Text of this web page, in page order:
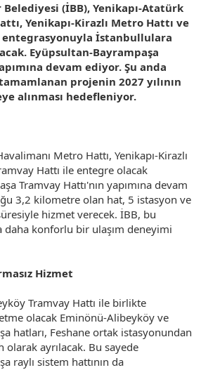
(İBB), Yenikapı-Atatürk
Yenikapı-Kirazlı Metro Hattı ve
entegrasyonuyla İstanbullulara
Eyüpsultan-Bayrampaşa
devam ediyor. Şu anda
projenin 2027 yılının
alınması hedefleniyor.
Metro Hattı, Yenikapı-Kirazlı
Hattı ile entegre olacak
Tramvay Hattı'nın yapımına devam
3,2 kilometre olan hat, 5 istasyon ve
hizmet verecek. İBB, bu
konforlu bir ulaşım deneyimi
Hizmet
Tramvay Hattı ile birlikte
olacak Eminönü-Alibeyköy ve
hatları, Feshane ortak istasyonundan
olarak ayrılacak. Bu sayede
raylı sistem hattının da